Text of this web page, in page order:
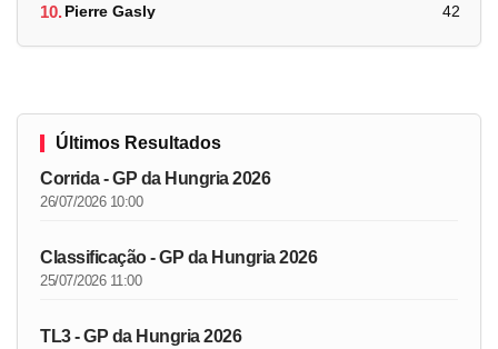
10.Pierre Gasly 42
Últimos Resultados
Corrida - GP da Hungria 2026
26/07/2026 10:00
Classificação - GP da Hungria 2026
25/07/2026 11:00
TL3 - GP da Hungria 2026